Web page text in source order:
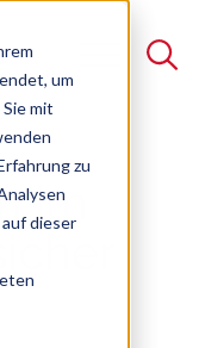
um
mit
zu
dieser
Suchfeld leer ist.
im